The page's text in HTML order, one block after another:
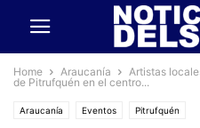
Home Araucanía
Artistas
de Pitrufquén en el centro...
Araucanía Eventos Pitrufquén